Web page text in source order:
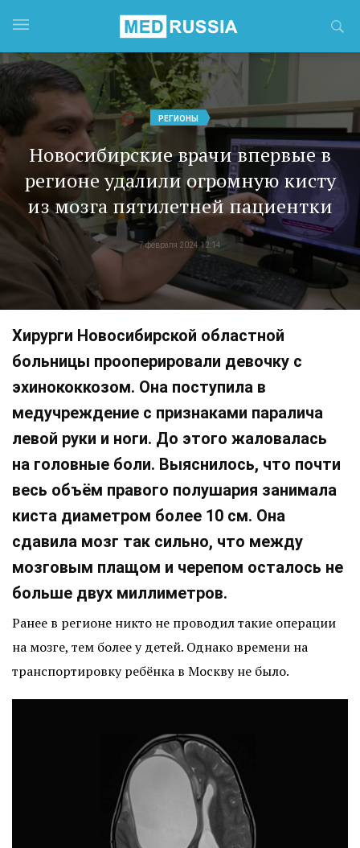
РЕГИОНЫ
Новосибирские врачи впервые в
регионе удалили огромную кисту
из мозга пятилетней пациентки
7 февраля 2024 12:14
Хирурги Новосибирской областной
больницы прооперировали девочку с
эхинококкозом. Она поступила в
медучреждение с признаками паралича
левой руки и ноги. До этого жаловалась
на головные боли. Выяснилось, что почти
весь объём правого полушария занимала
киста диаметром более 10 см. Она
сдавила мозг так сильно, что между
мозговым плащом и черепом осталось не
больше двух миллиметров.
Ранее в регионе никто не проводил такие операции
на мозге, тем более у детей. Однако времени на
транспортировку ребёнка в Москву не было.